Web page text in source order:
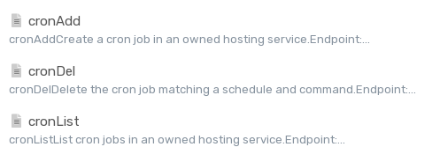
cronAdd
cronAddCreate a cron job in an owned hosting service.Endpoint:...
cronDel
cronDelDelete the cron job matching a schedule and command.Endpoint:...
cronList
cronListList cron jobs in an owned hosting service.Endpoint:...